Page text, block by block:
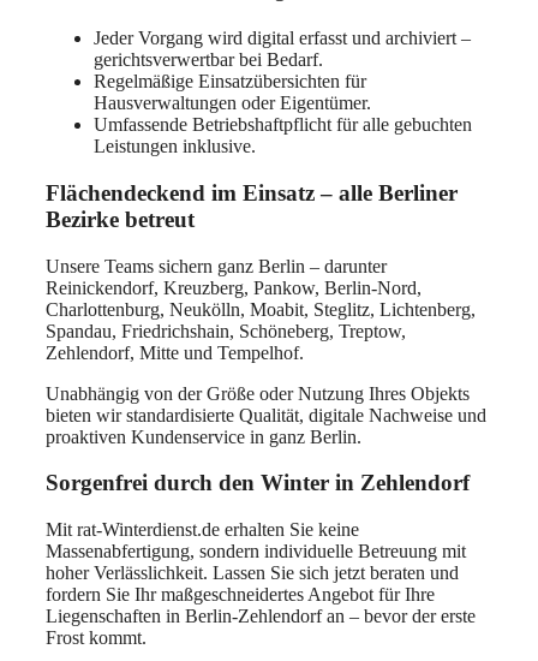
Jeder Vorgang wird digital erfasst und archiviert –
gerichtsverwertbar bei Bedarf.
Regelmäßige Einsatzübersichten für
Hausverwaltungen oder Eigentümer.
Umfassende Betriebshaftpflicht für alle gebuchten
Leistungen inklusive.
Flächendeckend im Einsatz – alle Berliner
Bezirke betreut
Unsere Teams sichern ganz Berlin – darunter
Reinickendorf, Kreuzberg, Pankow, Berlin-Nord,
Charlottenburg, Neukölln, Moabit, Steglitz, Lichtenberg,
Spandau, Friedrichshain, Schöneberg, Treptow,
Zehlendorf, Mitte und Tempelhof.
Unabhängig von der Größe oder Nutzung Ihres Objekts
bieten wir standardisierte Qualität, digitale Nachweise und
proaktiven Kundenservice in ganz Berlin.
Sorgenfrei durch den Winter in Zehlendorf
Mit rat-Winterdienst.de erhalten Sie keine
Massenabfertigung, sondern individuelle Betreuung mit
hoher Verlässlichkeit. Lassen Sie sich jetzt beraten und
fordern Sie Ihr maßgeschneidertes Angebot für Ihre
Liegenschaften in Berlin-Zehlendorf an – bevor der erste
Frost kommt.